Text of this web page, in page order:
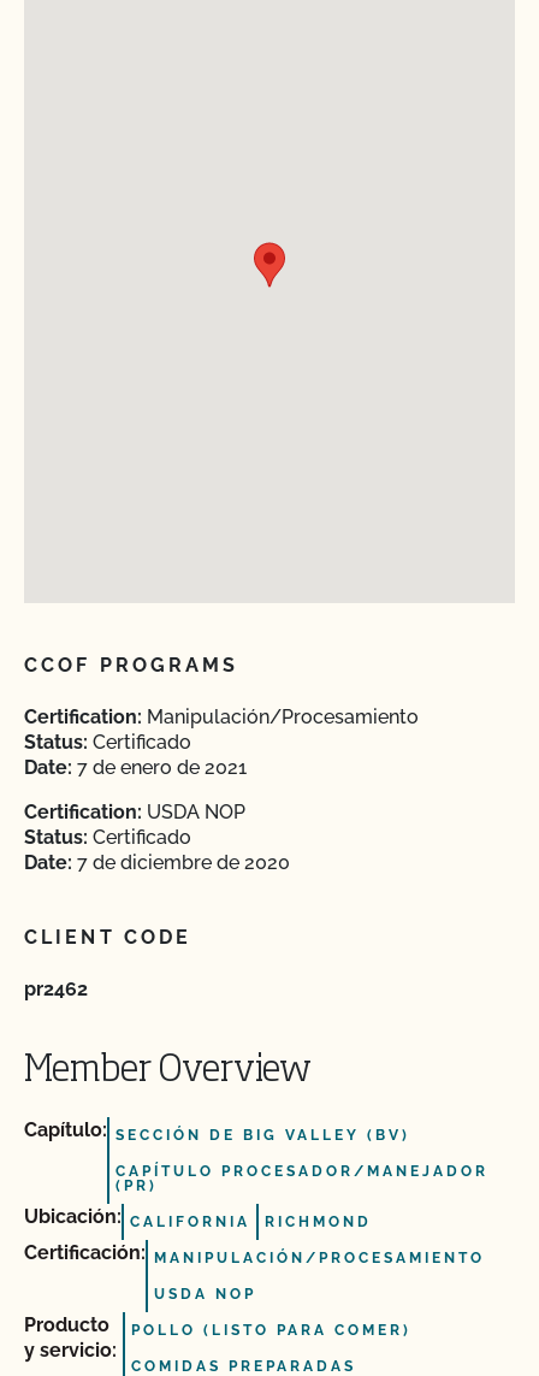
CCOF PROGRAMS
Certification: Manipulación/Procesamiento
Status: Certificado
Date: 7 de enero de 2021
Certification: USDA NOP
Status: Certificado
Date: 7 de diciembre de 2020
CLIENT CODE
pr2462
Member Overview
Capítulo: SECCIÓN DE BIG VALLEY (BV)
CAPÍTULO PROCESADOR/MANEJADOR
(PR)
Ubicación: CALIFORNIA RICHMOND
Certificación: MANIPULACIÓN/PROCESAMIENTO
USDA NOP
Producto
y servicio:
POLLO (LISTO PARA COMER)
COMIDAS PREPARADAS